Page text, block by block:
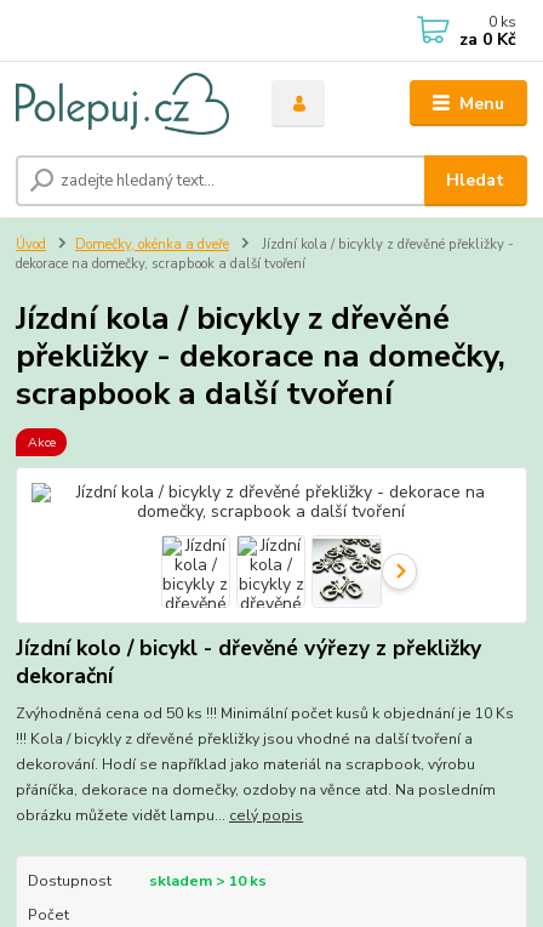
Menu
Hledat
0 ks
za 0 Kč
Úvod Domečky, okénka a dveře
Jízdní kola / bicykly z dřevěné překližky -
dekorace na domečky, scrapbook a další tvoření
Jízdní kola / bicykly z dřevěné
překližky - dekorace na domečky,
scrapbook a další tvoření
Akce
Jízdní kolo / bicykl - dřevěné výřezy z překližky
dekorační
Zvýhodněná cena od 50 ks !!! Minimální počet kusů k objednání je 10 Ks
!!! Kola / bicykly z dřevěné překližky jsou vhodné na další tvoření a
dekorování. Hodí se například jako materiál na scrapbook, výrobu
přáníčka, dekorace na domečky, ozdoby na věnce atd. Na posledním
obrázku můžete vidět lampu... celý popis
Dostupnost
skladem > 10 ks
Počet